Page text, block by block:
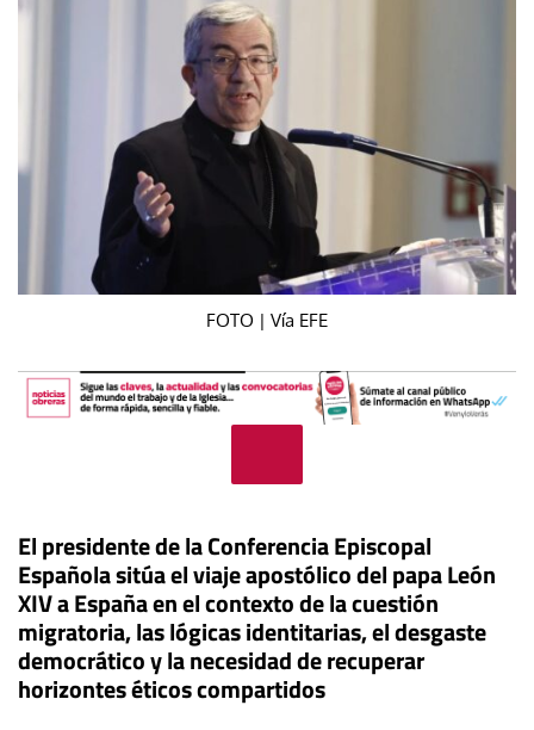
FOTO | Vía EFE
El presidente de la Conferencia Episcopal
Española sitúa el viaje apostólico del papa León
XIV a España en el contexto de la cuestión
migratoria, las lógicas identitarias, el desgaste
democrático y la necesidad de recuperar
horizontes éticos compartidos